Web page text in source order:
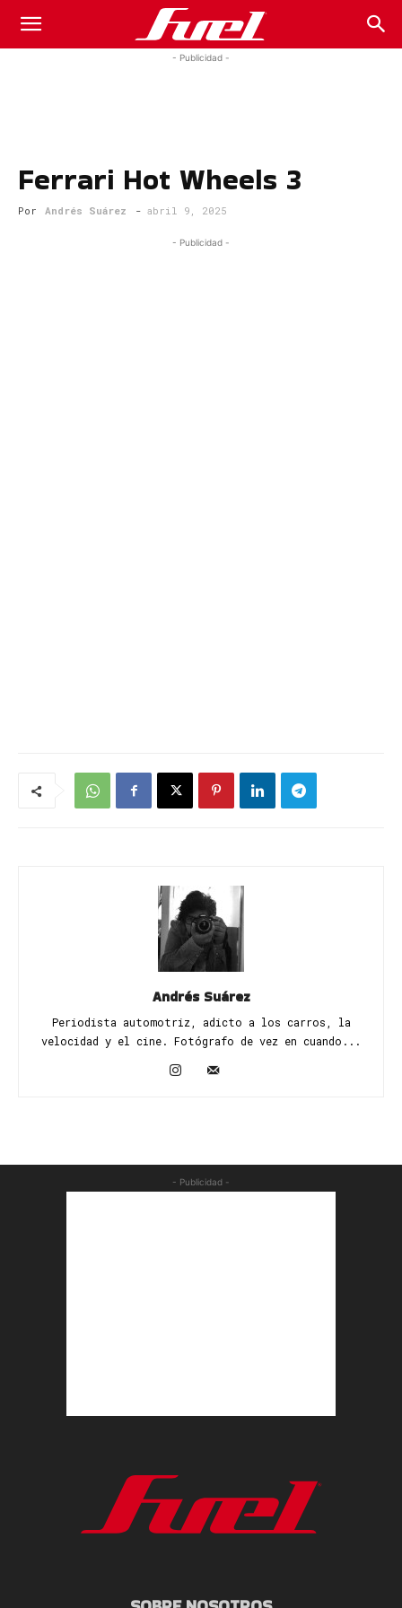
Fuel
Magazine
- Publicidad -
Ferrari Hot Wheels 3
Por Andrés Suárez - abril 9, 2025
- Publicidad -
Andrés Suárez
Periodista automotriz, adicto a los carros, la
velocidad y el cine. Fotógrafo de vez en cuando...
- Publicidad -